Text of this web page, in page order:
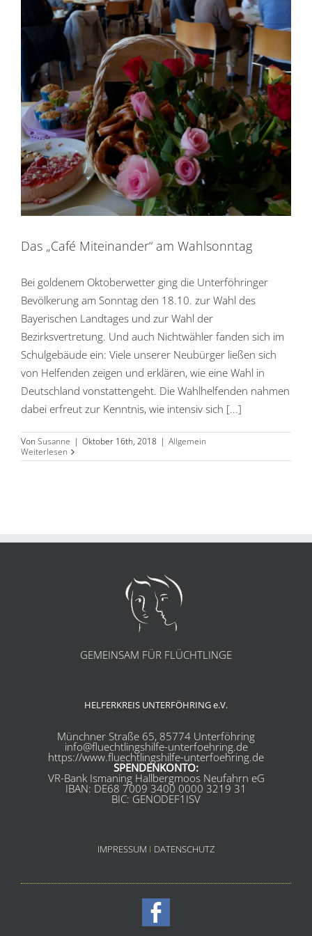
Das „Café Miteinander“ am Wahlsonntag
Bei goldenem Oktoberwetter ging die Unterföhringer
Bevölkerung am Sonntag den 18.10. zur Wahl des
Bayerischen Landtages und zur Wahl der
Bezirksvertretung. Und auch Nichtwähler fanden sich im
Schulgebäude ein: Viele unserer Neubürger ließen sich
von Helfenden zeigen und erklären, wie eine Wahl in
Deutschland vonstattengeht. Die Wahlhelfenden nahmen
dabei erfreut zur Kenntnis, wie intensiv sich [...]
Von Susanne | Oktober 16th, 2018 | Allgemein
Weiterlesen
GEMEINSAM FÜR FLÜCHTLINGE
HELFERKREIS UNTERFÖHRING e.V.
Münchner Straße 65, 85774 Unterföhring
info@fluechtlingshilfe-unterfoehring.de
https://www.fluechtlingshilfe-unterfoehring.de
SPENDENKONTO:
VR-Bank Ismaning Hallbergmoos Neufahrn eG
IBAN: DE68 7009 3400 0000 3219 31
BIC: GENODEF1ISV
IMPRESSUM I DATENSCHUTZ